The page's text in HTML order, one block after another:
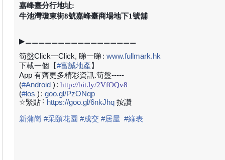
嘉峰臺分行地址:
牛池灣瓊東街8號嘉峰臺商場地下1號舖
▶⚊⚊⚊⚊⚊⚊⚊⚊⚊⚊⚊⚊⚊⚊⚊⚊⚊
筍盤Click一Click, 睇一睇: www.fullmark.hk
下載一個【#富誠地產】
App 有齊更多精彩資訊.筍盤-----
(#Android ) : http://bit.ly/2VfOQv8
(#los ) : goo.gl/PzONqp
☆緊貼 :https://goo.gl/6nkJhq 按讚
新蒲崗 #采頤花園 #成交 #居屋 #綠表